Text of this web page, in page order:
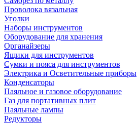
Проволока вязальная
Уголки
Наборы инструментов
Оборудование для хранения
Органайзеры
Ящики для инструментов
Сумки и пояса для инструментов
Электрика и Осветительные приборы
Конденсаторы
Паяльное и газовое оборудование
Газ для портативных плит
Паяльные лампы
Редукторы